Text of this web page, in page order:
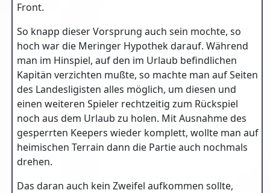
Front.
So knapp dieser Vorsprung auch sein mochte, so
hoch war die Meringer Hypothek darauf. Während
man im Hinspiel, auf den im Urlaub befindlichen
Kapitän verzichten mußte, so machte man auf Seiten
des Landesligisten alles möglich, um diesen und
einen weiteren Spieler rechtzeitig zum Rückspiel
noch aus dem Urlaub zu holen. Mit Ausnahme des
gesperrten Keepers wieder komplett, wollte man auf
heimischen Terrain dann die Partie auch nochmals
drehen.
Das daran auch kein Zweifel aufkommen sollte,